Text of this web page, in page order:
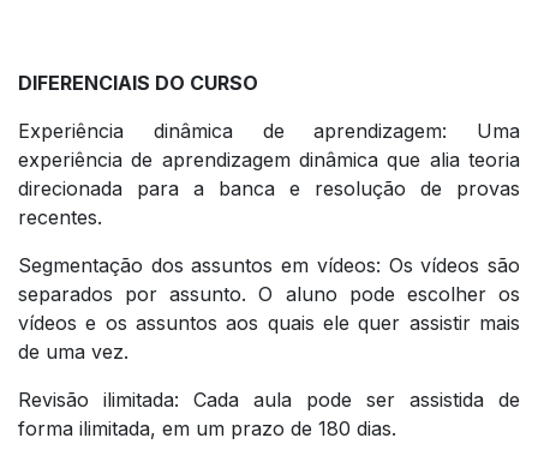
DIFERENCIAIS DO CURSO
Experiência dinâmica de aprendizagem: Uma
experiência de aprendizagem dinâmica que alia teoria
direcionada para a banca e resolução de provas
recentes.
Segmentação dos assuntos em vídeos: Os vídeos são
separados por assunto. O aluno pode escolher os
vídeos e os assuntos aos quais ele quer assistir mais
de uma vez.
Revisão ilimitada: Cada aula pode ser assistida de
forma ilimitada, em um prazo de 180 dias.